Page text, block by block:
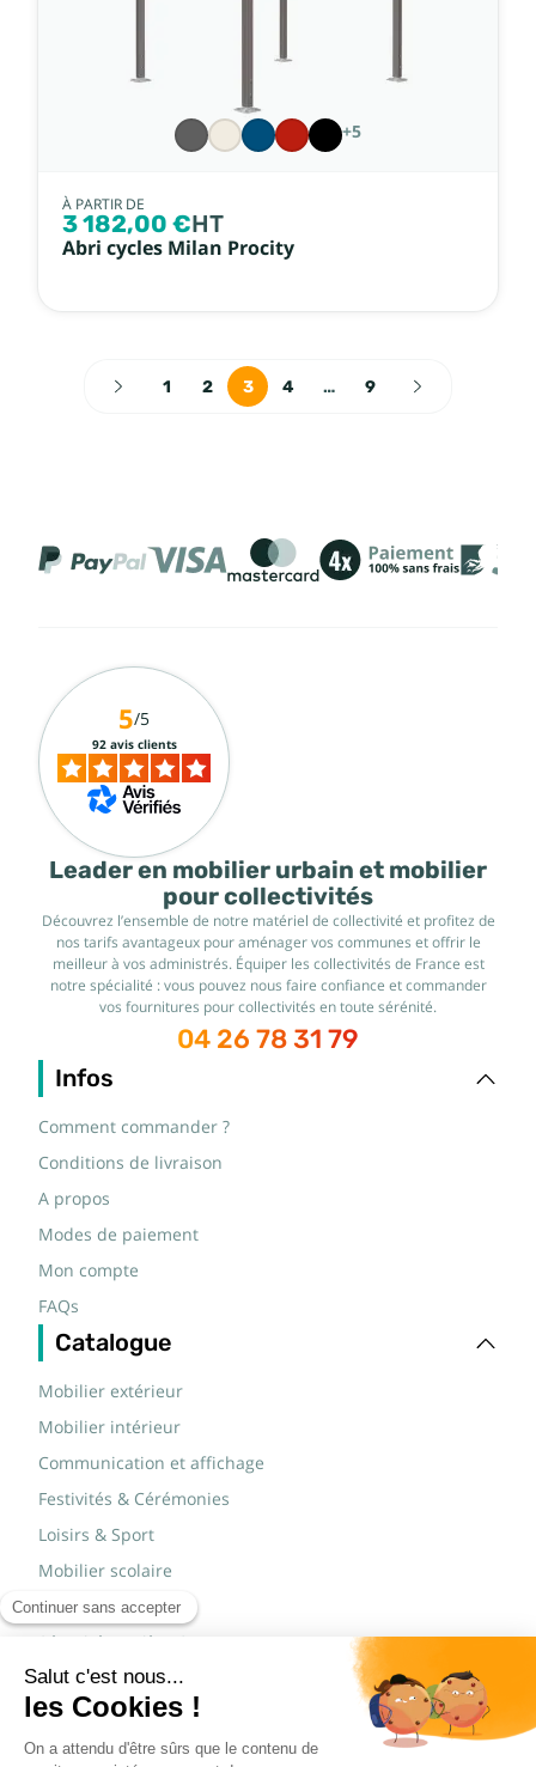
+5
À PARTIR DE
3 182,00 €HT
Abri cycles Milan Procity
1 2 3 4 … 9
Leader en mobilier urbain et mobilier
pour collectivités
Découvrez l’ensemble de notre matériel de collectivité et profitez de
nos tarifs avantageux pour aménager vos communes et offrir le
meilleur à vos administrés. Équiper les collectivités de France est
notre spécialité : vous pouvez nous faire confiance et commander
vos fournitures pour collectivités en toute sérénité.
04 26 78 31 79
Infos
Comment commander ?
Conditions de livraison
A propos
Modes de paiement
Mon compte
FAQs
Catalogue
Mobilier extérieur
Mobilier intérieur
Communication et affichage
Festivités & Cérémonies
Loisirs & Sport
Mobilier scolaire
Mobilier urbain
Sécurité routière & TP
Tables pliantes rectangulaires
Tables pliantes rondes
Tables rondes polypro
5/5
92 avis clients